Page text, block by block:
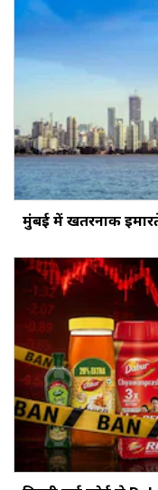
मुंबई में खतरनाक